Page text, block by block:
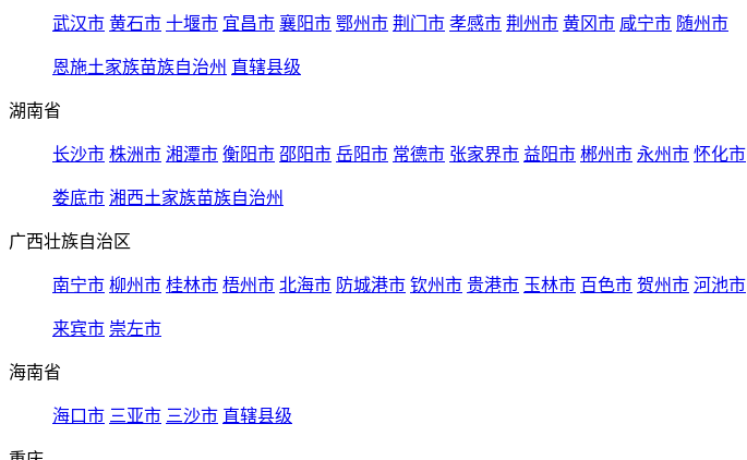
武汉市 黄石市 十堰市 宜昌市 襄阳市 鄂州市 荆门市 孝感市 荆州市 黄冈市 咸宁市 随州市
恩施土家族苗族自治州 直辖县级
湖南省
长沙市 株洲市 湘潭市 衡阳市 邵阳市 岳阳市 常德市 张家界市 益阳市 郴州市 永州市 怀化市
娄底市 湘西土家族苗族自治州
广西壮族自治区
南宁市 柳州市 桂林市 梧州市 北海市 防城港市 钦州市 贵港市 玉林市 百色市 贺州市 河池市
来宾市 崇左市
海南省
海口市 三亚市 三沙市 直辖县级